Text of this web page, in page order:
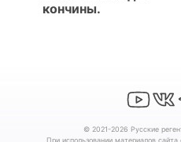
кончины.
© 2021-2026 Русские
При использовании материалов сайта